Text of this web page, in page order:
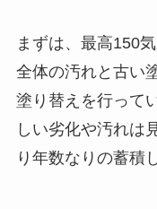
まずは、最高150
全体の汚れと古い
塗り替えを行って
しい劣化や汚れは
り年数なりの蓄積